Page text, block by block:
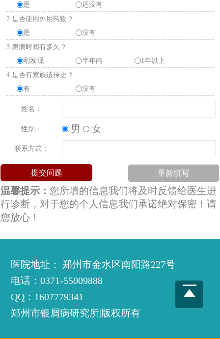
是
还没有
2.是否使用外用药物？
是
没有
3.患病时间有多久？
刚发现
半年内
1年以上
4.是否有家族遗传史？
有
没有
姓名：
性别： 男 女
联系方式：
温馨提示：您所填的信息我们将及时反馈给医生进
行诊断，对于您的个人信息我们承诺绝对保密！请
您放心！
医院地址： 郑州市金水区南阳路227号
电话：0371-55009888
QQ：1607779341
郑州市银屑病研究所|版权所有